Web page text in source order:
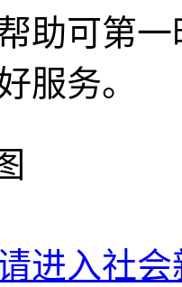
助可第
服务。
进入社会